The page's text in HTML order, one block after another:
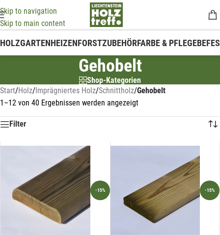
Skip to navigation
Skip to main content
HOLZGARTENHEIZENFORSTZUBEHÖRFARBE & PFLEGE
Gehobelt
Shop-Kategorien
Start/Holz/Imprägniertes Holz/Schnittholz/Gehobelt
1–12 von 40 Ergebnissen werden angezeigt
Filter
-15% -15%